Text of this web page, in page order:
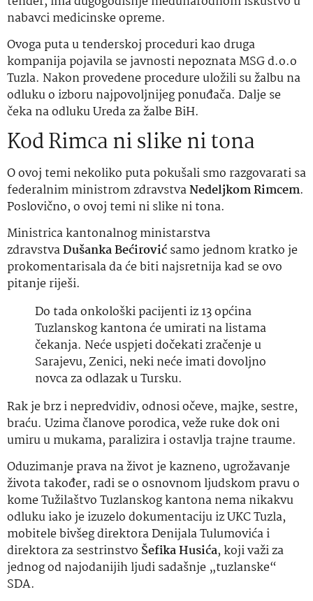
nabavci medicinske opreme.
Ovoga puta u tenderskoj proceduri kao druga
kompanija pojavila se javnosti nepoznata MSG d.o.o
Tuzla. Nakon provedene procedure uložili su žalbu na
odluku o izboru najpovoljnijeg ponuđača. Dalje se
čeka na odluku Ureda za žalbe BiH.
Kod Rimca ni slike ni tona
O ovoj temi nekoliko puta pokušali smo razgovarati sa
federalnim ministrom zdravstvaNedeljkom Rimcem.
Poslovično, o ovoj temi ni slike ni tona.
Ministrica kantonalnog ministarstva
zdravstvaDušanka Bećirovićsamo jednom kratko je
prokomentarisala da će biti najsretnija kad se ovo
pitanje riješi.
Do tada onkološki pacijenti iz 13 općina
Tuzlanskog kantona će umirati na listama
čekanja. Neće uspjeti dočekati zračenje u
Sarajevu, Zenici, neki neće imati dovoljno
novca za odlazak u Tursku.
Rak je brz i nepredvidiv, odnosi očeve, majke, sestre,
braću. Uzima članove porodica, veže ruke dok oni
umiru u mukama, paralizira i ostavlja trajne traume.
Oduzimanje prava na život je kazneno, ugrožavanje
života također, radi se o osnovnom ljudskom pravu o
kome Tužilaštvo Tuzlanskog kantona nema nikakvu
odluku iako je izuzelo dokumentaciju iz UKC Tuzla,
mobitele bivšeg direktora Denijala Tulumovića i
direktora za sestrinstvo Šefika Husića, koji važi za
jednog od najodanijih ljudi sadašnje „tuzlanske“
SDA.